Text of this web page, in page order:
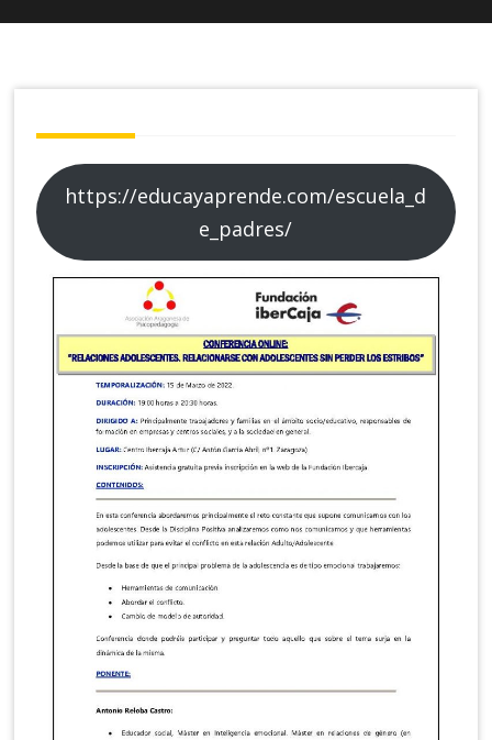
https://educayaprende.com/escuela_d
e_padres/